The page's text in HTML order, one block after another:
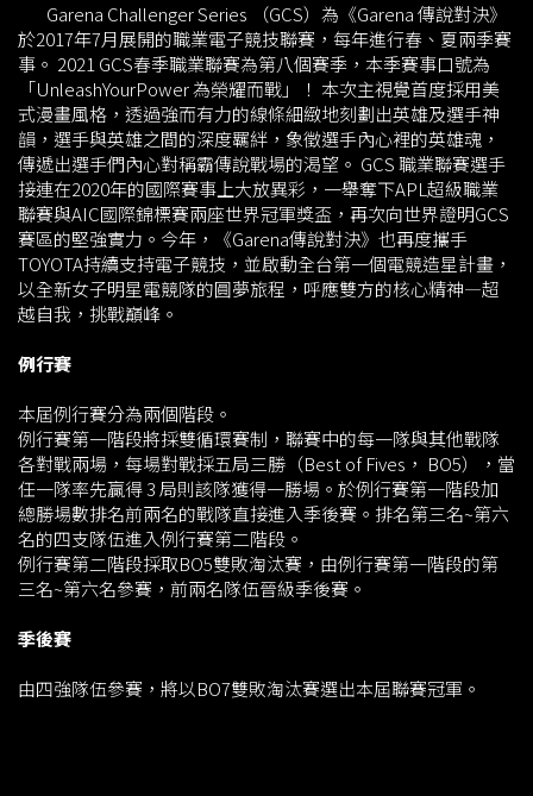
Garena Challenger Series （GCS）為《Garena 傳說對決》
於2017年7月展開的職業電子競技聯賽，每年進行春、夏兩季賽
事。 2021 GCS春季職業聯賽為第八個賽季，本季賽事口號為
「UnleashYourPower 為榮耀而戰」！ 本次主視覺首度採用美
式漫畫風格，透過強而有力的線條細緻地刻劃出英雄及選手神
韻，選手與英雄之間的深度羈絆，象徵選手內心裡的英雄魂，
傳遞出選手們內心對稱霸傳說戰場的渴望。 GCS 職業聯賽選手
接連在2020年的國際賽事上大放異彩，一舉奪下APL超級職業
聯賽與AIC國際錦標賽兩座世界冠軍獎盃，再次向世界證明GCS
賽區的堅強實力。今年，《Garena傳說對決》也再度攜手
TOYOTA持續支持電子競技，並啟動全台第一個電競造星計畫，
以全新女子明星電競隊的圓夢旅程，呼應雙方的核心精神—超
越自我，挑戰巔峰。
例行賽
本屆例行賽分為兩個階段。
例行賽第一階段將採雙循環賽制，聯賽中的每一隊與其他戰隊
各對戰兩場，每場對戰採五局三勝（Best of Fives， BO5），當
任一隊率先贏得 3 局則該隊獲得一勝場。於例行賽第一階段加
總勝場數排名前兩名的戰隊直接進入季後賽。排名第三名~第六
名的四支隊伍進入例行賽第二階段。
例行賽第二階段採取BO5雙敗淘汰賽，由例行賽第一階段的第
三名~第六名參賽，前兩名隊伍晉級季後賽。
季後賽
由四強隊伍參賽，將以BO7雙敗淘汰賽選出本屆聯賽冠軍。